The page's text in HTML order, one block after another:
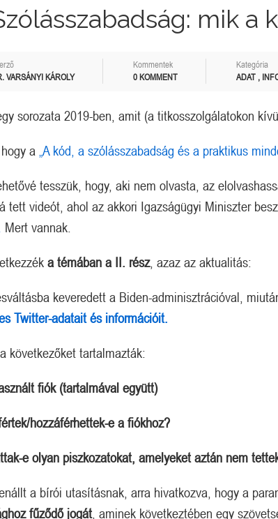
mik a
VARSÁNYI KÁROLY
Kommentek
0 KOMMENT
Kategória
ADAT ,
sorozata 2019-ben, amit (a titkosszolgálatokon
a „A kód, a szólásszabadság és a praktikus
tesszük, hogy, aki nem olvasta, az
tett videót, ahol az akkori Igazságügyi Miniszter
Mert vannak.
a témában a II. rész, azaz az aktualitás:
keveredett a Biden-adminisztrációval,
Twitter-adatait és információit.
következőket tartalmazták:
fiók (tartalmával együtt)
hozzáférhettek-e a fiókhoz?
e olyan piszkozatokat, amelyeket aztán nem
a bírói utasításnak, arra hivatkozva, hogy a
fűződő jogát , aminek következtében egy